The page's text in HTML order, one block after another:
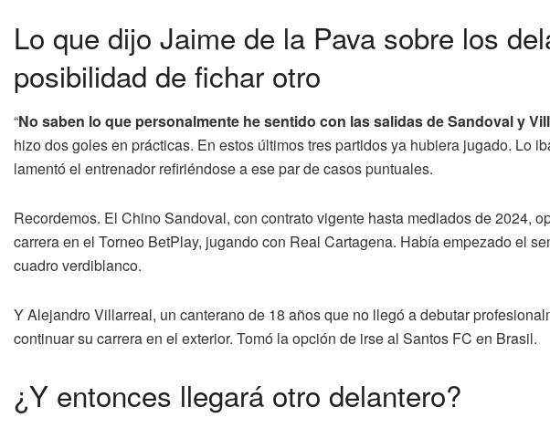
Lo que dijo Jaime de la Pava sobre los
posibilidad de fichar otro
“No saben lo que personalmente he sentido con las salidas de Sandoval y
hizo dos goles en prácticas. En estos últimos tres partidos ya hubiera jugado. Lo
lamentó el entrenador refiriéndose a ese par de casos puntuales.
Recordemos. El Chino Sandoval, con contrato vigente hasta mediados de 2024,
carrera en el Torneo BetPlay, jugando con Real Cartagena. Había empezado el
cuadro verdiblanco.
Y Alejandro Villarreal, un canterano de 18 años que no llegó a debutar
continuar su carrera en el exterior. Tomó la opción de irse al Santos FC en Brasil.
¿Y entonces llegará otro delantero?